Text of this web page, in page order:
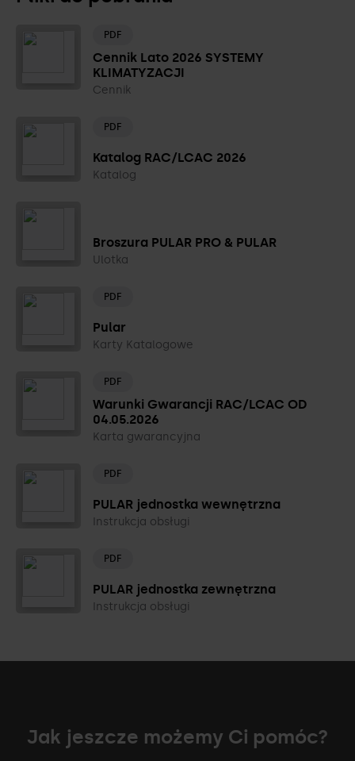
PDF
Cennik Lato 2026 SYSTEMY
KLIMATYZACJI
Cennik
PDF
Katalog RAC/LCAC 2026
Katalog
Broszura PULAR PRO & PULAR
Ulotka
PDF
Pular
Karty Katalogowe
PDF
Warunki Gwarancji RAC/LCAC OD
04.05.2026
Karta gwarancyjna
PDF
PULAR jednostka wewnętrzna
Instrukcja obsługi
PDF
PULAR jednostka zewnętrzna
Instrukcja obsługi
Jak jeszcze możemy Ci pomóc?